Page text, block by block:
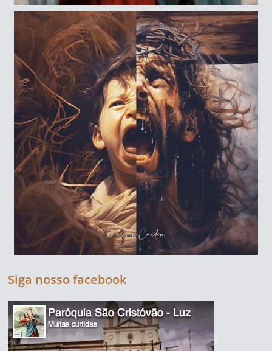
Siga nosso facebook